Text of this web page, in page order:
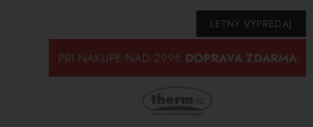
LETNÝ VÝPREDAJ